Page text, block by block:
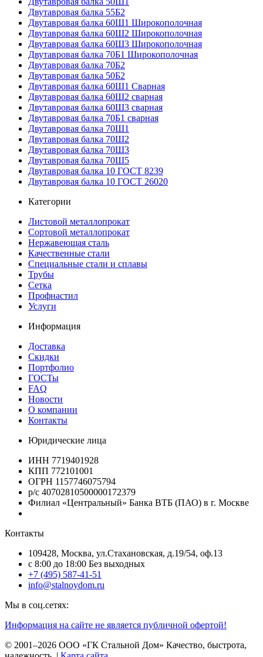
Двутавровая балка 55Б2
Двутавровая балка 60Ш1 Широкополочная
Двутавровая балка 60Ш2 Широкополочная
Двутавровая балка 60Ш3 Широкополочная
Двутавровая балка 70Б1 Широкополочная
Двутавровая балка 70Б2
Двутавровая балка 50Б2
Двутавровая балка 60Ш1 Сварная
Двутавровая балка 60Ш2 сварная
Двутавровая балка 60Ш3 сварная
Двутавровая балка 70Б1 сварная
Двутавровая балка 70Ш1
Двутавровая балка 70Ш2
Двутавровая балка 70Ш3
Двутавровая балка 70Ш5
Двутавровая балка 10 ГОСТ 8239
Двутавровая балка 10 ГОСТ 26020
Категории
Листовой металлопрокат
Сортовой металлопрокат
Нержавеющая сталь
Качественные стали
Специальные стали и сплавы
Трубы
Сетка
Профнастил
Услуги
Информация
Доставка
Скидки
Портфолио
ГОСТы
FAQ
Новости
О компании
Контакты
Юридические лица
ИНН 7719401928
КПП 772101001
ОГРН 1157746075794
р/с 40702810500000172379
Филиал «Центральный» Банка ВТБ (ПАО) в г. Москве
Контакты
109428, Москва, ул.Стахановская, д.19/54, оф.13
c 8:00 до 18:00 Без выходных
+7 (495) 587-41-51
info@stalnoydom.ru
Мы в соц.сетях:
Информация на сайте не является публичной офертой!
© 2001–2026 ООО «ГК Стальной Дом» Качество, быстрота,